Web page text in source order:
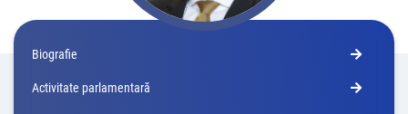
Biografie
Activitate parlamentară